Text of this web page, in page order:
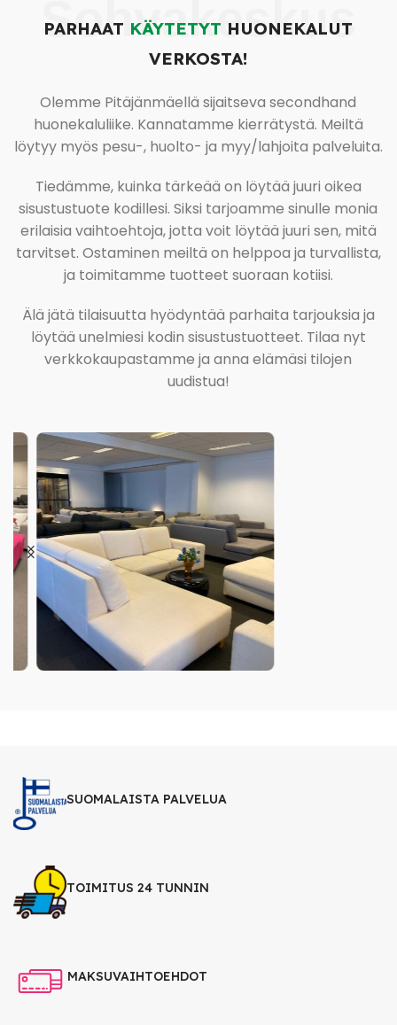
Sohvakeskus
PARHAAT KÄYTETYT HUONEKALUT
VERKOSTA!
Olemme Pitäjänmäellä sijaitseva secondhand
huonekaluliike. Kannatamme kierrätystä. Meiltä
löytyy myös pesu-, huolto- ja myy/lahjoita palveluita.
Tiedämme, kuinka tärkeää on löytää juuri oikea
sisustustuote kodillesi. Siksi tarjoamme sinulle monia
erilaisia vaihtoehtoja, jotta voit löytää juuri sen, mitä
tarvitset. Ostaminen meiltä on helppoa ja turvallista,
ja toimitamme tuotteet suoraan kotiisi.
Älä jätä tilaisuutta hyödyntää parhaita tarjouksia ja
löytää unelmiesi kodin sisustustuotteet. Tilaa nyt
verkkokaupastamme ja anna elämäsi tilojen
uudistua!
SUOMALAISTA PALVELUA
TOIMITUS 24 TUNNIN
MAKSUVAIHTOEHDOT